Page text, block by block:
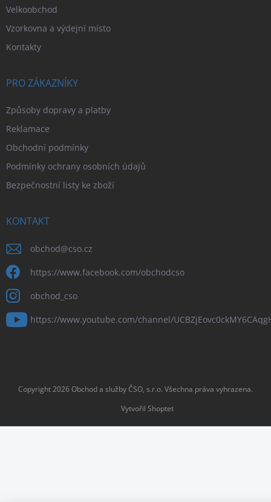
Velkoobchod
Vzorkovna a výdejní místo
Kontakty
PRO ZÁKAZNÍKY
Způsoby dopravy a platby
Reklamace
Obchodní podmínky
Podmínky ochrany osobních údajů
Bezpečnostní listy ke zboží
KONTAKT
obchod@cso.cz
https://www.facebook.com/obchodcso
obchod_cso
https://www.youtube.com/channel/
Vytvořil Shoptet
Copyright 2026Obchod a služby ČSO, s.r.o. Všechna práva vyhrazena.